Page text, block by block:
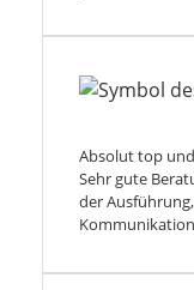
Absolut top
Sehr gute
der